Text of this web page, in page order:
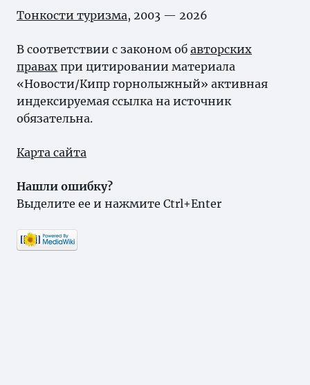
Тонкости туризма, 2003 — 2026
В соответствии с законом об авторских
правах при цитировании материала
«Новости/Кипр горнолыжный» активная
индексируемая ссылка на источник
обязательна.
Карта сайта
Нашли ошибку?
Выделите ее и нажмите Ctrl+Enter